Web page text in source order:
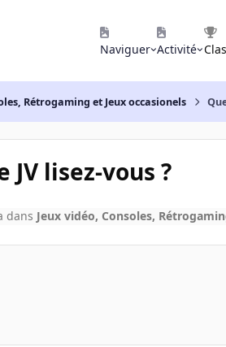
Naviguer Activité
Rétrogaming et Jeux occasionels
lisez-vous ?
dans Jeux vidéo, Consoles,